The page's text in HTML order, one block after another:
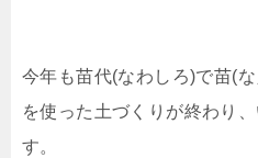
今年も苗代(なわしろ)で苗(
を使った土づくりが終わり
す。